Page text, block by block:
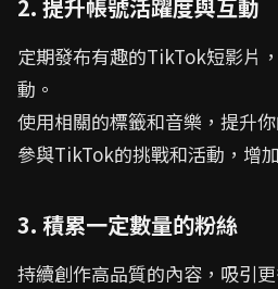
2. 提升帳號活躍度與互動
定期發布有趣的TikTok短影片
動。
使用相關的標籤和音樂，提升
參與TikTok的挑戰和活動，增
3. 積累一定數量的粉絲
持續創作高品質的內容，吸引